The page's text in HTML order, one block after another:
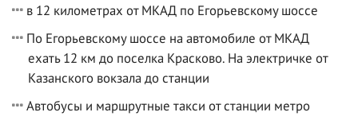
в 12 километрах от МКАД по Егорьевскому шоссе
По Егорьевскому шоссе на автомобиле от МКАД
ехать 12 км до поселка Красково. На электричке от
Казанского вокзала до станции
Автобусы и маршрутные такси от станции метро